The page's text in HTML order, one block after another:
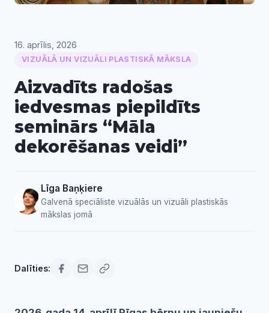
16. aprīlis, 2026
VIZUĀLĀ UN VIZUĀLI PLASTISKĀ MĀKSLA
Aizvadīts radošas
iedvesmas piepildīts
seminārs “Māla
dekorēšanas veidi”
Līga Baņķiere
Galvenā speciāliste vizuālās un vizuāli plastiskās
mākslas jomā
Dalīties: